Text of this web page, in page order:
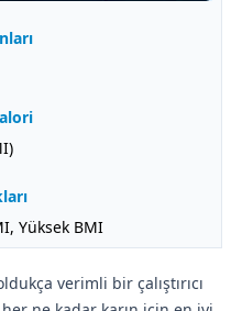
Yüksek BMI
verimli bir çalıştırıcı